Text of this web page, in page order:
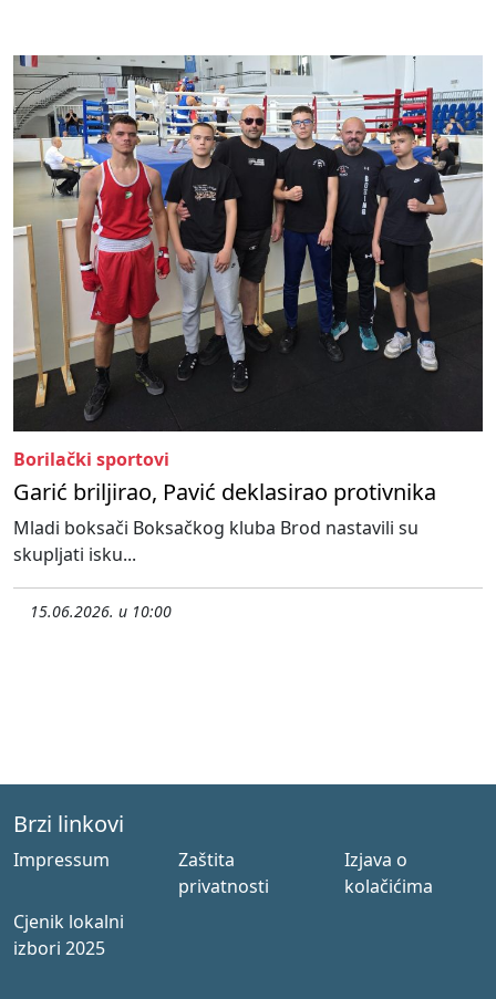
Borilački sportovi
Garić briljirao, Pavić deklasirao protivnika
Mladi boksači Boksačkog kluba Brod nastavili su
skupljati isku...
15.06.2026. u 10:00
Brzi linkovi
Impressum
Zaštita
privatnosti
Izjava o
kolačićima
Cjenik lokalni
izbori 2025